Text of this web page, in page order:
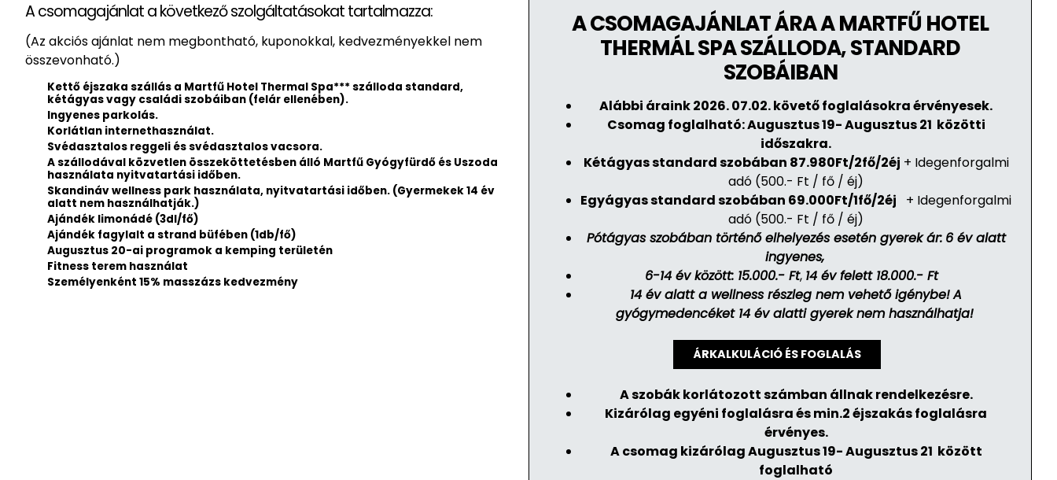
A CSOMAGAJÁNLAT ÁRA A MARTFŰ HOTEL
THERMÁL SPA SZÁLLODA, STANDARD
SZOBÁIBAN
Alábbi áraink 2026.07.02. követő foglalásokra érvényesek.
Csomag foglalható: Augusztus 19- Augusztus 21 közötti
időszakra.
Kétágyas standard szobában 87.980Ft/2fő/2éj + Idegenforgalmi
adó (500.- Ft / fő / éj)
Egyágyas standard szobában 69.000Ft/1fő/2éj + Idegenforgalmi
adó (500.- Ft / fő / éj)
Pótágyas szobában történő elhelyezés esetén gyerek ár: 6 év alatt
ingyenes,
6-14 év között: 15.000.- Ft, 14 év felett 18.000.- Ft
14 év alatt a wellness részleg nem vehető igénybe!A
gyógymedencéket 14 év alatti gyerek nem használhatja!
ÁRKALKULÁCIÓ ÉS FOGLALÁS
A szobák korlátozott számban állnak rendelkezésre.
Kizárólag egyéni foglalásra és min.2 éjszakás foglalásra
érvényes.
A csomag kizárólag Augusztus 19- Augusztus 21 között
foglalható
A csomagajánlat a következő szolgáltatásokat tartalmazza:
(Az akciós ajánlat nem megbontható, kuponokkal, kedvezményekkel nem
összevonható.)
Kettő éjszaka szállás a Martfű Hotel Thermal Spa*** szálloda standard,
kétágyas vagy családi szobáiban (felár ellenében).
Ingyenes parkolás.
Korlátlan internethasználat.
Svédasztalos reggeli és svédasztalos vacsora.
A szállodával közvetlen összeköttetésben álló Martfű Gyógyfürdő és Uszoda
használata nyitvatartási időben.
Skandináv wellness park használata, nyitvatartási időben. (Gyermekek 14 év
alatt nem használhatják.)
Ajándék limonádé (3dl/fő)
Ajándék fagylalt a strand büfében (1db/fő)
Augusztus 20-ai programok a kemping területén
Fitness terem használat
Személyenként 15% masszázs kedvezmény